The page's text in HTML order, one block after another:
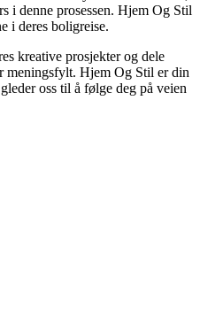
i denne prosessen. Hjem Og Stil
i deres boligreise.
kreative prosjekter og dele
meningsfylt. Hjem Og Stil er din
oss til å følge deg på veien